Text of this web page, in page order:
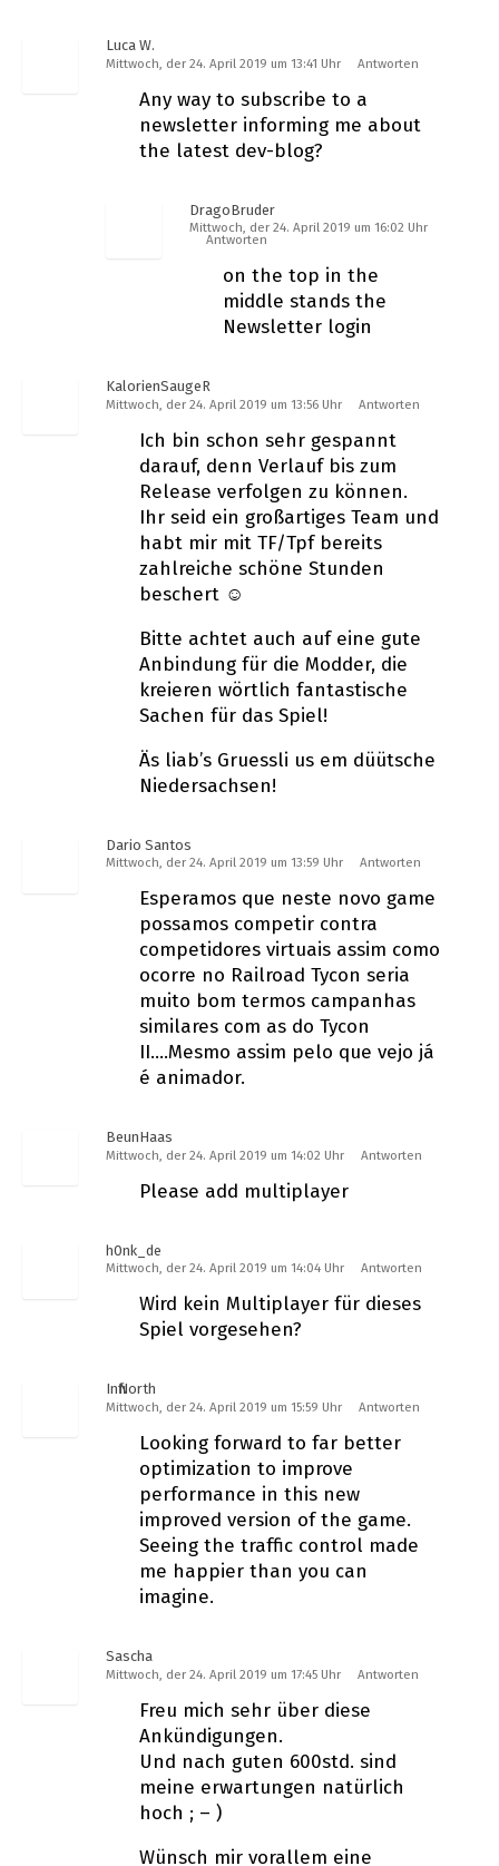
Luca W.
Mittwoch, der 24. April 2019 um 13:41 Uhr Antworten
Any way to subscribe to a
newsletter informing me about
the latest dev-blog?
DragoBruder
Mittwoch, der 24. April 2019 um 16:02 Uhr
Antworten
on the top in the
middle stands the
Newsletter login
KalorienSaugeR
Mittwoch, der 24. April 2019 um 13:56 Uhr Antworten
Ich bin schon sehr gespannt
darauf, denn Verlauf bis zum
Release verfolgen zu können.
Ihr seid ein großartiges Team und
habt mir mit TF/Tpf bereits
zahlreiche schöne Stunden
beschert ☺️
Bitte achtet auch auf eine gute
Anbindung für die Modder, die
kreieren wörtlich fantastische
Sachen für das Spiel!
Äs liab’s Gruessli us em düütsche
Niedersachsen!
Dario Santos
Mittwoch, der 24. April 2019 um 13:59 Uhr Antworten
Esperamos que neste novo game
possamos competir contra
competidores virtuais assim como
ocorre no Railroad Tycon seria
muito bom termos campanhas
similares com as do Tycon
II….Mesmo assim pelo que vejo já
é animador.
BeunHaas
Mittwoch, der 24. April 2019 um 14:02 Uhr Antworten
Please add multiplayer
h0nk_de
Mittwoch, der 24. April 2019 um 14:04 Uhr Antworten
Wird kein Multiplayer für dieses
Spiel vorgesehen?
InfiNorth
Mittwoch, der 24. April 2019 um 15:59 Uhr Antworten
Looking forward to far better
optimization to improve
performance in this new
improved version of the game.
Seeing the traffic control made
me happier than you can
imagine.
Sascha
Mittwoch, der 24. April 2019 um 17:45 Uhr Antworten
Freu mich sehr über diese
Ankündigungen.
Und nach guten 600std. sind
meine erwartungen natürlich
hoch ; – )
Wünsch mir vorallem eine